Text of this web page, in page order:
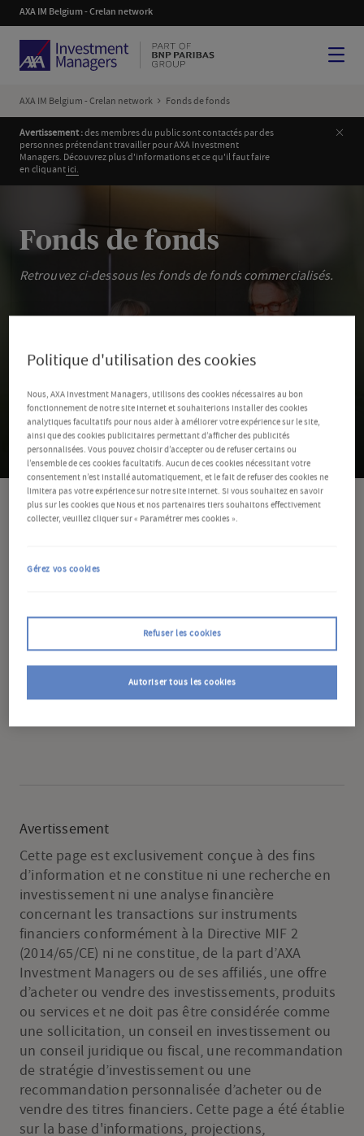
AXA IM Belgium - Crelan network
AXA IM Belgium - Crelan network Fonds de fonds
Avertissement :des membres du public sont contactés par des
personnes prétendant travailler pour AXA Investment
Managers. Découvrez plus d'informations et ce qu'il faut faire
en cliquantici.
Fonds de fonds
Retrouvez ci-dessous les fonds de fonds commercialisés.
AXA B Fund FoF Growth Selection
AXA B Fund FoF Patrimonial Selection
Reporting mensuel
Avertissement
Cette page est exclusivement conçue à des fins
d’information et ne constitue ni une recherche en
investissement ni une analyse financière
concernant les transactions sur instruments
financiers conformément à la Directive MIF 2
(2014/65/CE) ni ne constitue, de la part d’AXA
Investment Managers ou de ses affiliés, une offre
d’acheter ou vendre des investissements, produits
ou services et ne doit pas être considérée comme
une sollicitation, un conseil en investissement ou
un conseil juridique ou fiscal, une recommandation
de stratégie d’investissement ou une
recommandation personnalisée d’acheter ou de
vendre des titres financiers. Cette page a été établie
sur la base d'informations, projections,
Politique d'utilisation des cookies
Nous, AXA Investment Managers, utilisons des cookies nécessaires au bon
fonctionnement de notre site Internet et souhaiterions installer des cookies
analytiques facultatifs pour nous aider à améliorer votre expérience sur le site,
ainsi que des cookies publicitaires permettant d’afficher des publicités
personnalisées. Vous pouvez choisir d’accepter ou de refuser certains ou
l’ensemble de ces cookies facultatifs. Aucun de ces cookies nécessitant votre
consentement n’est installé automatiquement, et le fait de refuser des cookies ne
limitera pas votre expérience sur notre site Internet. Si vous souhaitez en savoir
plus sur les cookies que Nous et nos partenaires tiers souhaitons effectivement
collecter, veuillez cliquer sur « Paramétrer mes cookies ».
Refuser les cookies
Autoriser tous les cookies
Gérez vos cookies